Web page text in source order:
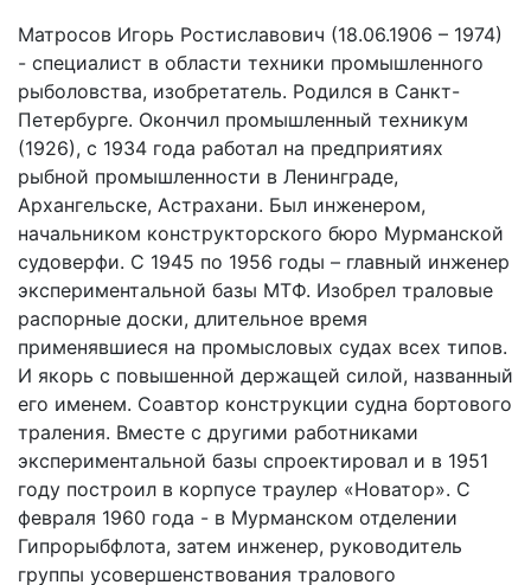
Матросов Игорь Ростиславович (18.06.1906 – 1974)
- специалист в области техники промышленного
рыболовства, изобретатель. Родился в Санкт-
Петербурге. Окончил промышленный техникум
(1926), с 1934 года работал на предприятиях
рыбной промышленности в Ленинграде,
Архангельске, Астрахани. Был инженером,
начальником конструкторского бюро Мурманской
судоверфи. С 1945 по 1956 годы – главный инженер
экспериментальной базы МТФ. Изобрел траловые
распорные доски, длительное время
применявшиеся на промысловых судах всех типов.
И якорь с повышенной держащей силой, названный
его именем. Соавтор конструкции судна бортового
траления. Вместе с другими работниками
экспериментальной базы спроектировал и в 1951
году построил в корпусе траулер «Новатор». С
февраля 1960 года - в Мурманском отделении
Гипрорыбфлота, затем инженер, руководитель
группы усовершенствования тралового